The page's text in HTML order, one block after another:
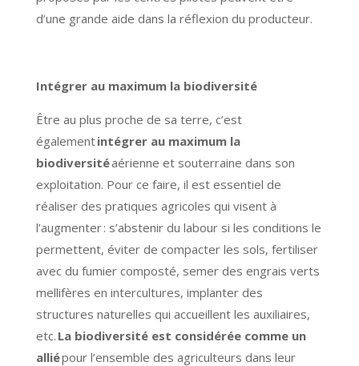
d’une grande aide dans la réflexion du producteur.
Intégrer au maximum la biodiversité
Être au plus proche de sa terre, c’est
égalementintégrer au maximum la
biodiversitéaérienne et souterraine dans son
exploitation. Pour ce faire, il est essentiel de
réaliser des pratiques agricoles qui visent à
l’augmenter : s’abstenir du labour si les conditions le
permettent, éviter de compacter les sols, fertiliser
avec du fumier composté, semer des engrais verts
mellifères en intercultures, implanter des
structures naturelles qui accueillent les auxiliaires,
etc. La biodiversité est considérée comme un
alliépour l’ensemble des agriculteurs dans leur